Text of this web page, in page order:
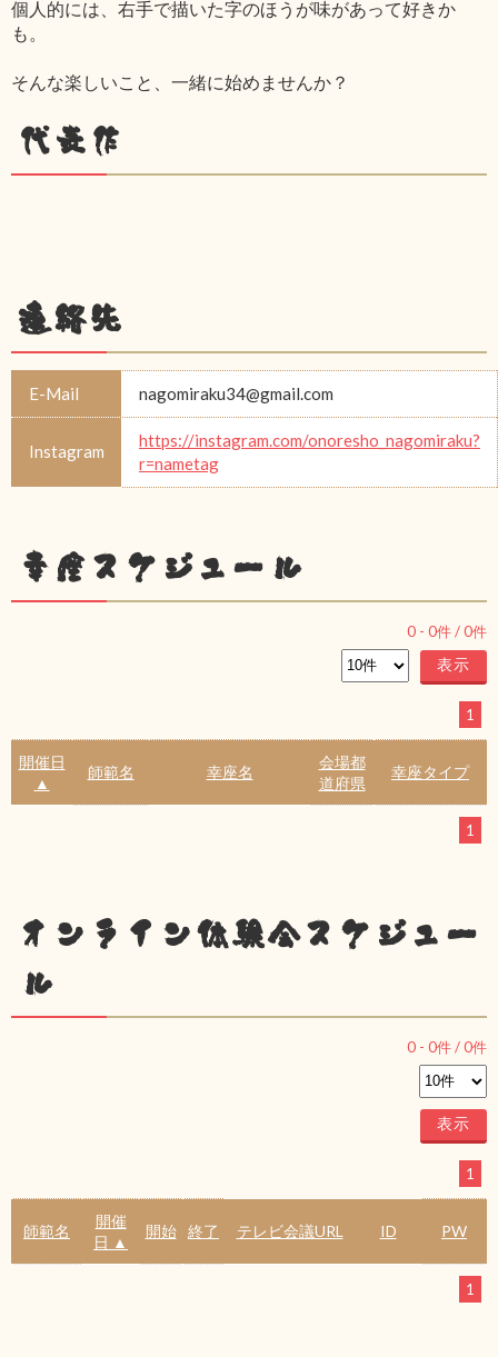
個人的には、右手で描いた字のほうが味があって好きか
も。
そんな楽しいこと、一緒に始めませんか？
代表作
連絡先
E-Mail nagomiraku34@gmail.com
Instagram
https://instagram.com/onoresho_nagomiraku?
r=nametag
幸座スケジュール
0 - 0件 /0件
1
開催日
▲
師範名 幸座名
会場都
道府県
幸座タイプ
1
オンライン体験会スケジュー
ル
0 - 0件 /0件
1
師範名
開催
日 ▲
開始 終了 テレビ会議URL ID PW
1